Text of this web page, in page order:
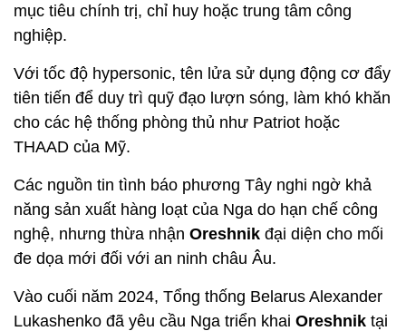
mục tiêu chính trị, chỉ huy hoặc trung tâm công
nghiệp.
Với tốc độ hypersonic, tên lửa sử dụng động cơ đẩy
tiên tiến để duy trì quỹ đạo lượn sóng, làm khó khăn
cho các hệ thống phòng thủ như Patriot hoặc
THAAD của Mỹ.
Các nguồn tin tình báo phương Tây nghi ngờ khả
năng sản xuất hàng loạt của Nga do hạn chế công
nghệ, nhưng thừa nhận Oreshnik đại diện cho mối
đe dọa mới đối với an ninh châu Âu.
Vào cuối năm 2024, Tổng thống Belarus Alexander
Lukashenko đã yêu cầu Nga triển khai Oreshnik tại